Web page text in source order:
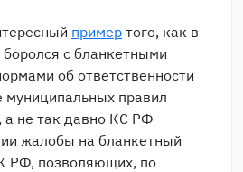
пример того, как в
с бланкетными
об ответственности
муниципальных правил
а не так давно КС РФ
жалобы на бланкетный
РФ, позволяющих, по